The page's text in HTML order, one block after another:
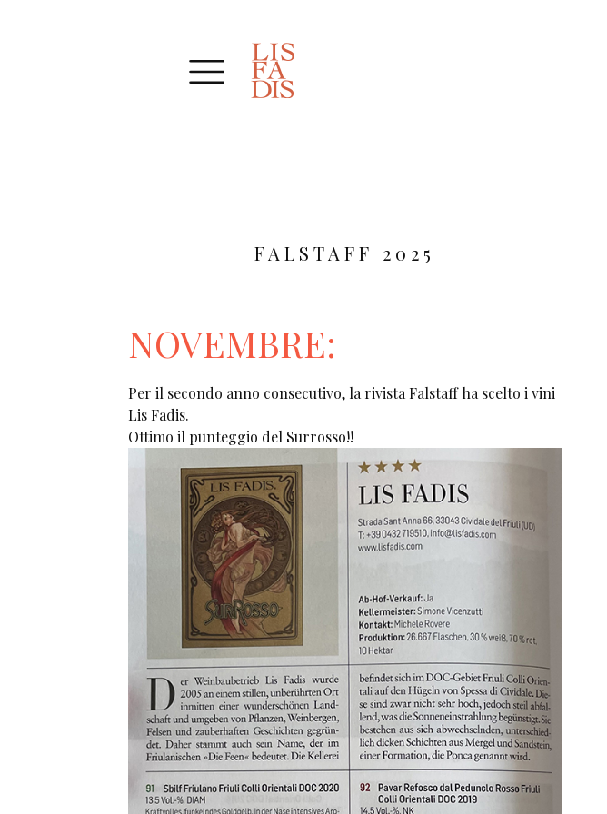
FALSTAFF 2025
NOVEMBRE:
Per il secondo anno consecutivo, la rivista Falstaff ha scelto i vini
Lis Fadis.
Ottimo il punteggio del Surrosso!!